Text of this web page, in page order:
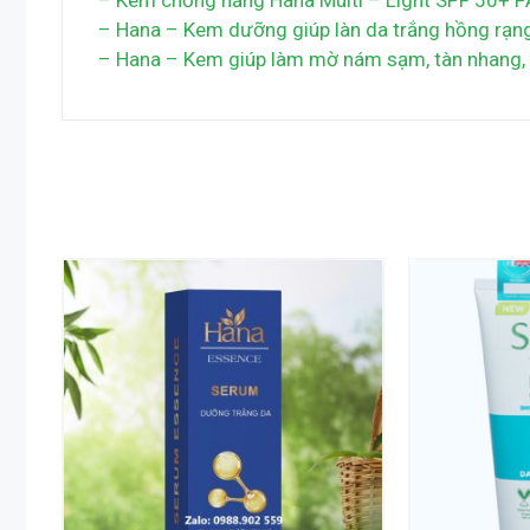
– Hana – Kem dưỡng giúp làn da trắng hồng
– Hana – Kem giúp làm mờ nám sạm, tàn